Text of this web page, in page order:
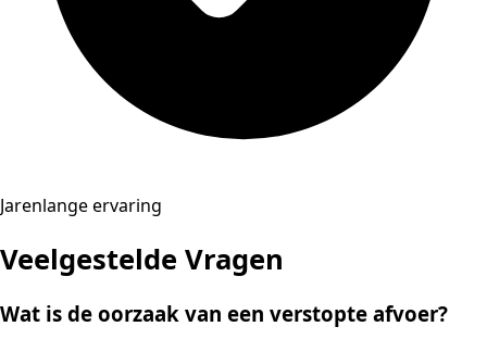
Jarenlange ervaring
Veelgestelde Vragen
Wat is de oorzaak van een verstopte afvoer?